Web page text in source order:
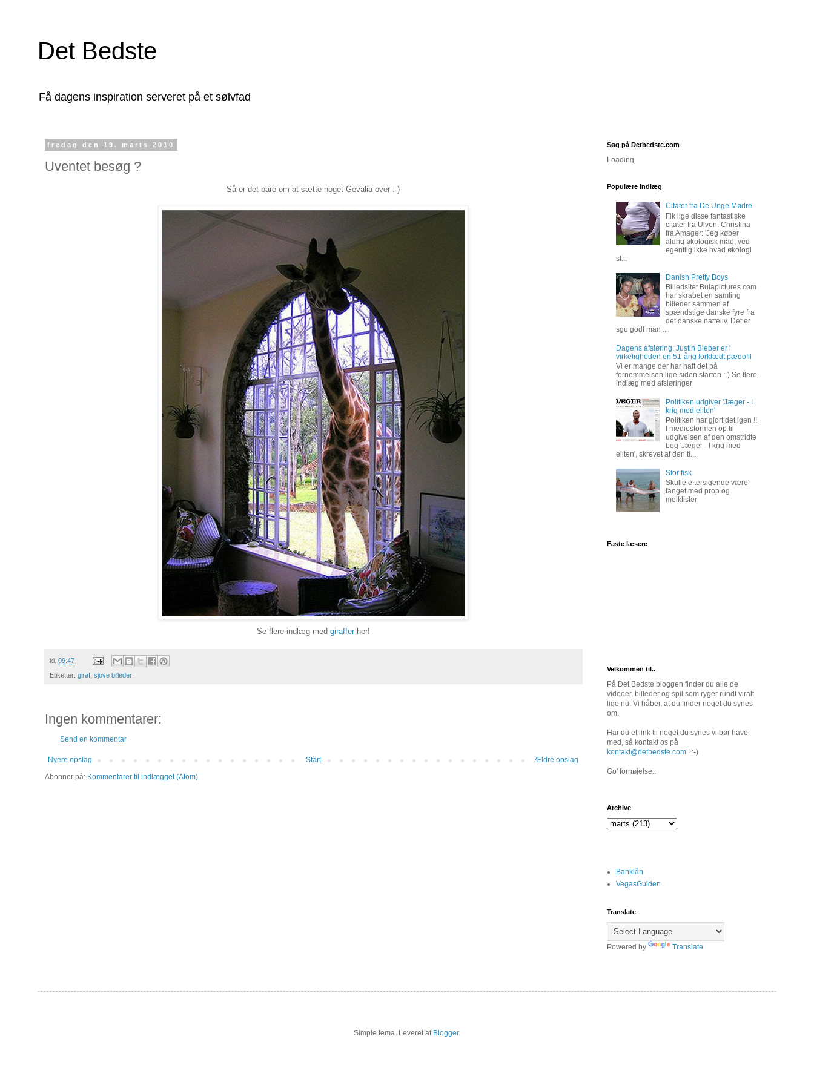
Det Bedste
Få dagens inspiration serveret på et sølvfad
fredag den 19. marts 2010
Uventet besøg ?
Så er det bare om at sætte noget Gevalia over :-)
Se flere indlæg med girafferher!
kl. 09.47
Etiketter: giraf sjove billeder
Ingen kommentarer:
Send en kommentar
Nyere opslag Ældre opslag
Start
Abonner på: Kommentarer til indlægget (Atom)
Søg på Detbedste.com
Loading
Populære indlæg
Citater fra De Unge Mødre
Fik lige disse fantastiske
citater fra Ulven: Christina
fra Amager: 'Jeg køber
aldrig økologisk mad, ved
egentlig ikke hvad økologi
st...
Danish Pretty Boys
Billedsitet Bulapictures.com
har skrabet en samling
billeder sammen af
spændstige danske fyre fra
det danske natteliv. Det er
sgu godt man ...
Dagens afsløring: Justin Bieber er i
virkeligheden en 51-årig forklædt pædofil
Vi er mange der har haft det på
fornemmelsen lige siden starten :-) Se flere
indlæg med afsløringer
Politiken udgiver 'Jæger - I
krig med eliten'
Politiken har gjort det igen !!
I mediestormen op til
udgivelsen af den omstridte
bog 'Jæger - I krig med
eliten', skrevet af den ti...
Stor fisk
Skulle eftersigende være
fanget med prop og
melklister
Faste læsere
Velkommen til..
På Det Bedste bloggen finder du alle de
videoer, billeder og spil som ryger rundt viralt
lige nu. Vi håber, at du finder noget du synes
om.
Har du et link til noget du synes vi bør have
med, så kontakt os på
kontakt@detbedste.com ! :-)
Go' fornøjelse..
Archive
Banklån
VegasGuiden
Translate
Powered by Translate
Simple tema. Leveret af Blogger.